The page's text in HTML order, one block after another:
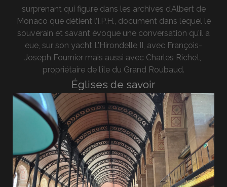
surprenant qui figure dans les archives d’Albert de
Monaco que détient l’I.P.H., document dans lequel le
souverain et savant évoque une conversation qu’il a
eue, sur son yacht L’Hirondelle II, avec François-
Joseph Fournier mais aussi avec Charles Richet,
propriétaire de l’île du Grand Roubaud.
Églises de savoir